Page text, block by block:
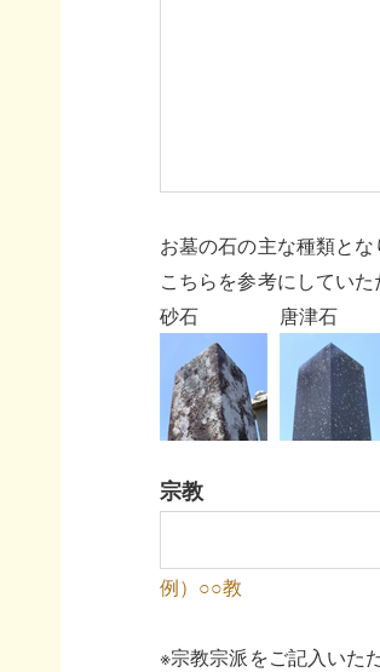
お墓の石の主な種類とな
こちらを参考にしてい
砂石
唐津石
宗教
例）○○教
※宗教宗派をご記入いた